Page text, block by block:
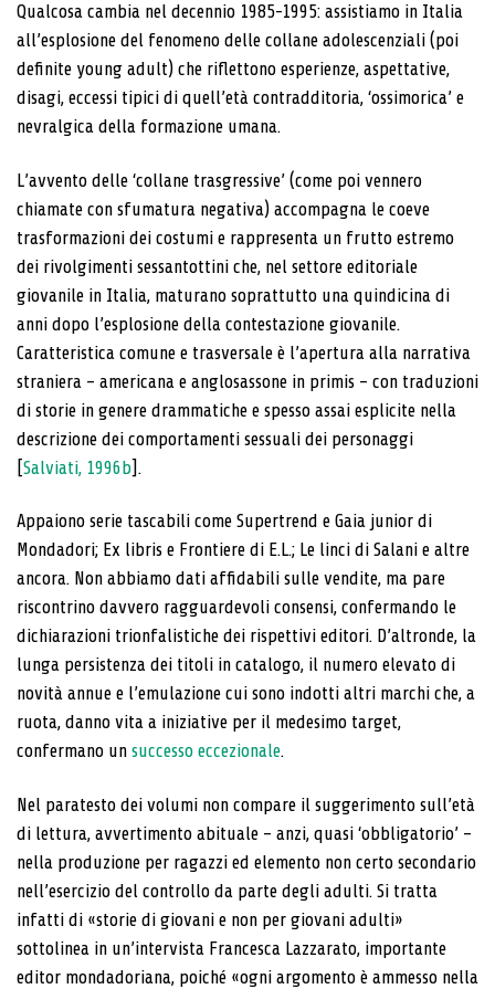
Qualcosa cambia nel decennio 1985-1995: assistiamo in Italia
all’esplosione del fenomeno delle collane adolescenziali (poi
definite young adult) che riflettono esperienze, aspettative,
disagi, eccessi tipici di quell’età contradditoria, ‘ossimorica’ e
nevralgica della formazione umana.
L’avvento delle ‘collane trasgressive’ (come poi vennero
chiamate con sfumatura negativa) accompagna le coeve
trasformazioni dei costumi e rappresenta un frutto estremo
dei rivolgimenti sessantottini che, nel settore editoriale
giovanile in Italia, maturano soprattutto una quindicina di
anni dopo l’esplosione della contestazione giovanile.
Caratteristica comune e trasversale è l’apertura alla narrativa
straniera – americana e anglosassone in primis – con traduzioni
di storie in genere drammatiche e spesso assai esplicite nella
descrizione dei comportamenti sessuali dei personaggi
[Salviati, 1996b].
Appaiono serie tascabili come Supertrend e Gaia junior di
Mondadori; Ex libris e Frontiere di E.L.; Le linci di Salani e altre
ancora. Non abbiamo dati affidabili sulle vendite, ma pare
riscontrino davvero ragguardevoli consensi, confermando le
dichiarazioni trionfalistiche dei rispettivi editori. D’altronde, la
lunga persistenza dei titoli in catalogo, il numero elevato di
novità annue e l’emulazione cui sono indotti altri marchi che, a
ruota, danno vita a iniziative per il medesimo target,
confermano un successo eccezionale.
Nel paratesto dei volumi non compare il suggerimento sull’età
di lettura, avvertimento abituale – anzi, quasi ‘obbligatorio’ –
nella produzione per ragazzi ed elemento non certo secondario
nell’esercizio del controllo da parte degli adulti. Si tratta
infatti di «storie di giovani e non per giovani adulti»
sottolinea in un’intervista Francesca Lazzarato, importante
editor mondadoriana, poiché «ogni argomento è ammesso nella